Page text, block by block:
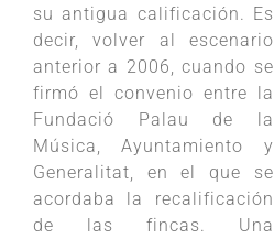
su antigua calificación. Es
decir, volver al escenario
anterior a 2006, cuando se
firmó el convenio entre la
Fundació Palau de la
Música, Ayuntamiento y
Generalitat, en el que se
acordaba la recalificación
de las fincas. Una